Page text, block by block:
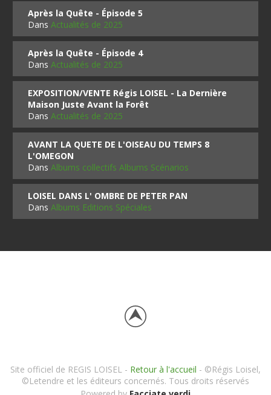
Après la Quête - Épisode 5
DansActualités de 2025
Après la Quête - Épisode 4
DansActualités de 2025
EXPOSITION/VENTE Régis LOISEL - La Dernière
Maison Juste Avant la Forêt
DansActualités de 2025
AVANT LA QUETE DE L'OISEAU DU TEMPS 8
L'OMEGON
DansAlbums collectifs Albums Scénarios
LOISEL DANS L' OMBRE DE PETER PAN
DansAlbums Editions Spéciales
Site officiel de REGIS LOISEL - Retour à l'accueil - ©Régis Loisel,
©Letendre et les éditeurs concernés. Tous droits réservés